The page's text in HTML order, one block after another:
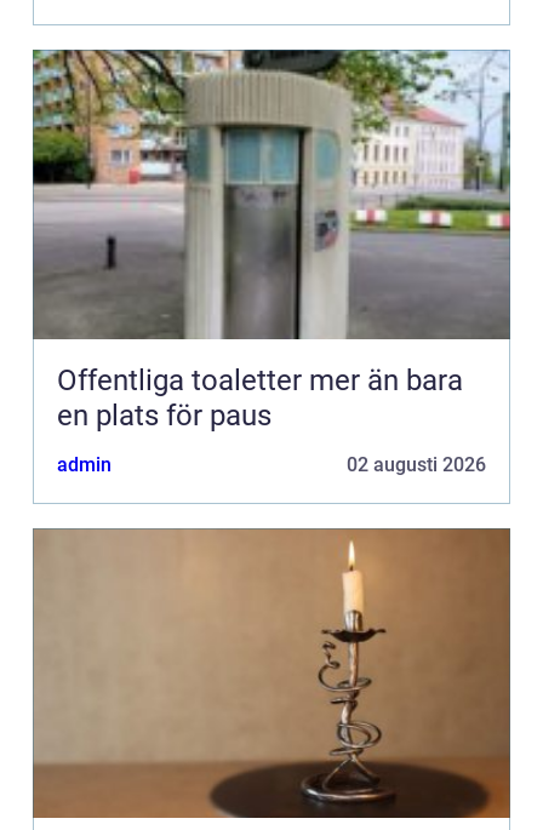
Offentliga toaletter mer än bara
en plats för paus
admin 02 augusti 2026